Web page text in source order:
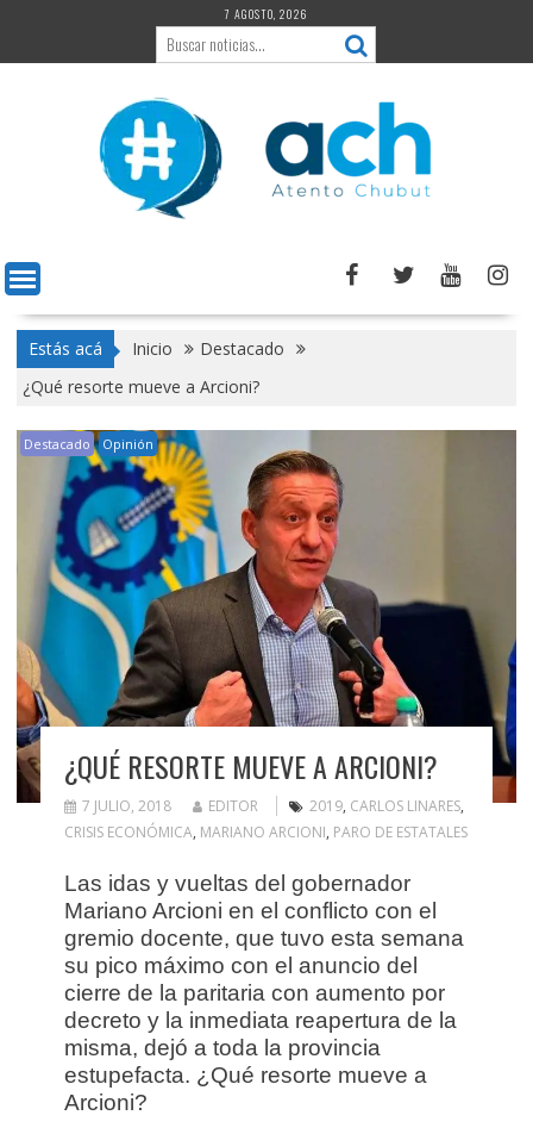
contenido
7 AGOSTO, 2026
Estás acá Inicio
Destacado
¿Qué resorte mueve a Arcioni?
Destacado Opinión
¿QUÉ RESORTE MUEVE A ARCIONI?
7 JULIO, 2018 EDITOR 2019, CARLOS LINARES,
CRISIS ECONÓMICA, MARIANO ARCIONI, PARO DE ESTATALES
Las idas y vueltas del gobernador
Mariano Arcioni en el conflicto con el
gremio docente, que tuvo esta semana
su pico máximo con el anuncio del
cierre de la paritaria con aumento por
decreto y la inmediata reapertura de la
misma, dejó a toda la provincia
estupefacta. ¿Qué resorte mueve a
Arcioni?